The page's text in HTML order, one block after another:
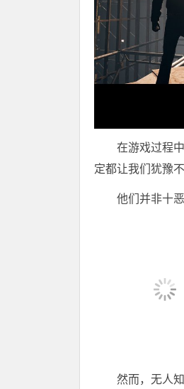
在游戏过程
定都让我们犹豫不
他们并非十
然而，无人